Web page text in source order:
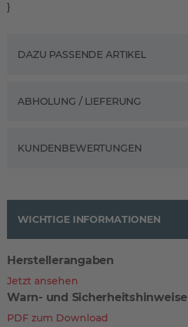
}
DAZU PASSENDE ARTIKEL
ABHOLUNG / LIEFERUNG
KUNDENBEWERTUNGEN
WICHTIGE INFORMATIONEN
Herstellerangaben
Jetzt ansehen
Warn- und Sicherheitshinweise
PDF zum Download